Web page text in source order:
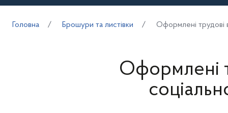
Головна Брошури та листівки Оформлені трудові
Оформлені